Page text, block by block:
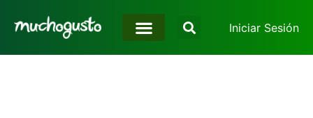
Iniciar Sesión